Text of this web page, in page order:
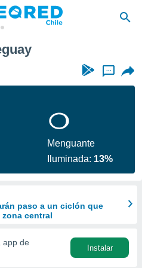
...
Menguante
Iluminada: 13%
paso a un ciclón que
central
app de
Instalar